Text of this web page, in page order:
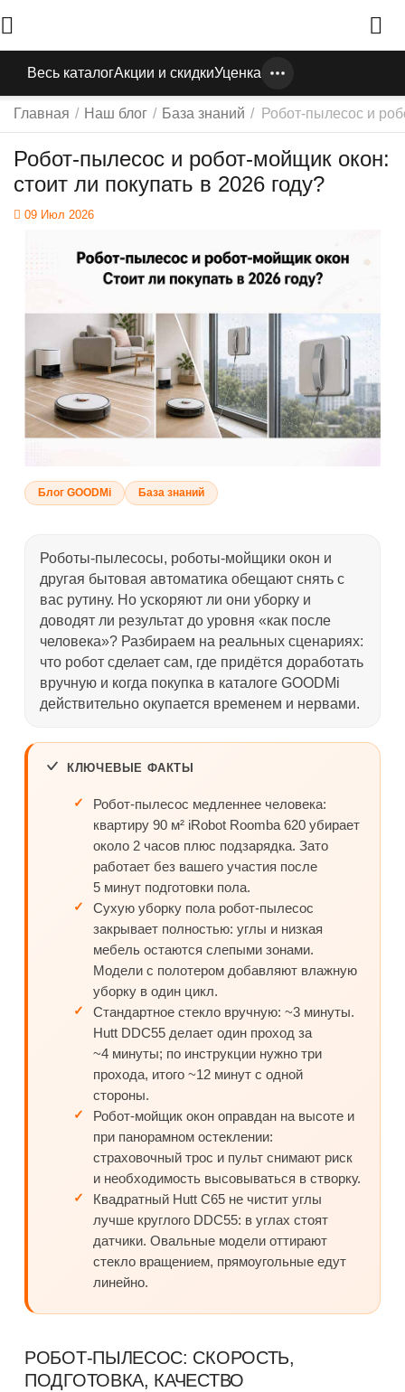
Весь каталогАкции и скидкиУценка
Главная / Наш блог / База знаний / Робот-пылесос и
Робот-пылесос и робот-мойщик окон:
стоит ли покупать в 2026 году?
09 Июл 2026
Блог GOODMi База знаний
Роботы-пылесосы, роботы-мойщики окон и
другая бытовая автоматика обещают снять с
вас рутину. Но ускоряют ли они уборку и
доводят ли результат до уровня «как после
человека»? Разбираем на реальных сценариях:
что робот сделает сам, где придётся доработать
вручную и когда покупка в каталоге GOODMi
действительно окупается временем и нервами.
КЛЮЧЕВЫЕ ФАКТЫ
Робот-пылесос медленнее человека:
квартиру 90 м² iRobot Roomba 620 убирает
около 2 часов плюс подзарядка. Зато
работает без вашего участия после
5 минут подготовки пола.
Сухую уборку пола робот-пылесос
закрывает полностью: углы и низкая
мебель остаются слепыми зонами.
Модели с полотером добавляют влажную
уборку в один цикл.
Стандартное стекло вручную: ~3 минуты.
Hutt DDC55 делает один проход за
~4 минуты; по инструкции нужно три
прохода, итого ~12 минут с одной
стороны.
Робот-мойщик окон оправдан на высоте и
при панорамном остеклении:
страховочный трос и пульт снимают риск
и необходимость высовываться в створку.
Квадратный Hutt C65 не чистит углы
лучше круглого DDC55: в углах стоят
датчики. Овальные модели оттирают
стекло вращением, прямоугольные едут
линейно.
РОБОТ-ПЫЛЕСОС: СКОРОСТЬ,
ПОДГОТОВКА, КАЧЕСТВО